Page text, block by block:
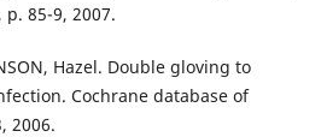
85-9, 2007.
Hazel. Double gloving to
Cochrane database of
2006.